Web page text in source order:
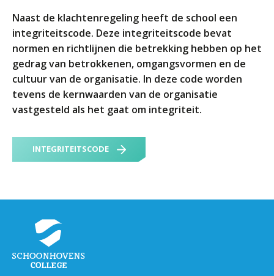
Locaties
Missie en visie
Organisatie
Klachten en integriteit
GROEP 8
Kennismaking / Open dagen
Schoolgids
Profielen vmbo
Onderwijs op vmbo-tl, havo, vwo en tweetalig vwo
Projectklassen vmbo-tl, havo, vwo en tweetalig
Zoek de uitdaging
Naast de klachtenregeling heeft de school een
integriteitscode. Deze integriteitscode bevat
normen en richtlijnen die betrekking hebben op het
gedrag van betrokkenen, omgangsvormen en de
cultuur van de organisatie. In deze code worden
tevens de kernwaarden van de organisatie
vastgesteld als het gaat om integriteit.
INTEGRITEITSCODE